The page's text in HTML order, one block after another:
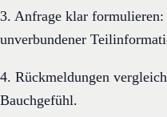
3. Anfrage klar
unverbundener
4. Rückmeldungen
Bauchgefühl.